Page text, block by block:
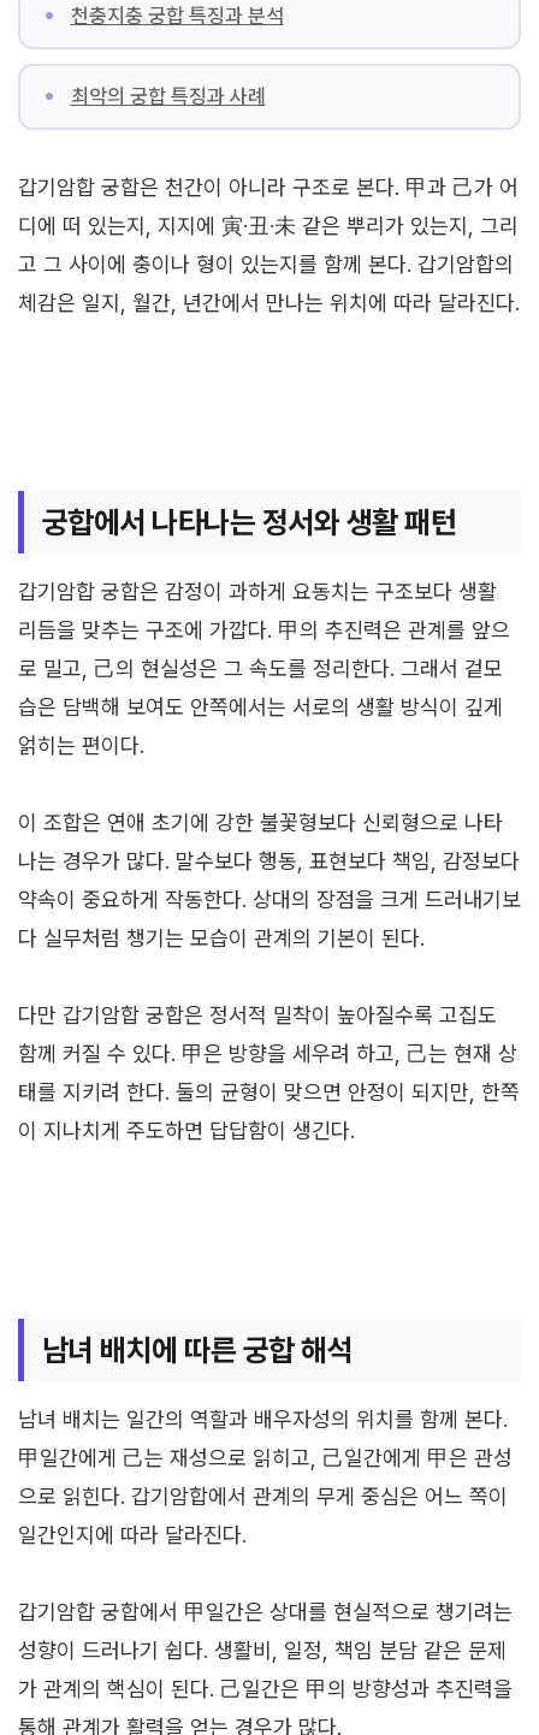
천충지충 궁합 특징과 분석
최악의 궁합 특징과 사례
갑기암합 궁합은 천간이 아니라 구조로 본다. 甲과 己가 어
디에 떠 있는지, 지지에 寅·丑·未 같은 뿌리가 있는지, 그리
고 그 사이에 충이나 형이 있는지를 함께 본다. 갑기암합의
체감은 일지, 월간, 년간에서 만나는 위치에 따라 달라진다.
궁합에서 나타나는 정서와 생활 패턴
갑기암합 궁합은 감정이 과하게 요동치는 구조보다 생활
리듬을 맞추는 구조에 가깝다. 甲의 추진력은 관계를 앞으
로 밀고, 己의 현실성은 그 속도를 정리한다. 그래서 겉모
습은 담백해 보여도 안쪽에서는 서로의 생활 방식이 깊게
얽히는 편이다.
이 조합은 연애 초기에 강한 불꽃형보다 신뢰형으로 나타
나는 경우가 많다. 말수보다 행동, 표현보다 책임, 감정보다
약속이 중요하게 작동한다. 상대의 장점을 크게 드러내기보
다 실무처럼 챙기는 모습이 관계의 기본이 된다.
다만 갑기암합 궁합은 정서적 밀착이 높아질수록 고집도
함께 커질 수 있다. 甲은 방향을 세우려 하고, 己는 현재 상
태를 지키려 한다. 둘의 균형이 맞으면 안정이 되지만, 한쪽
이 지나치게 주도하면 답답함이 생긴다.
남녀 배치에 따른 궁합 해석
남녀 배치는 일간의 역할과 배우자성의 위치를 함께 본다.
甲일간에게 己는 재성으로 읽히고, 己일간에게 甲은 관성
으로 읽힌다. 갑기암합에서 관계의 무게 중심은 어느 쪽이
일간인지에 따라 달라진다.
갑기암합 궁합에서 甲일간은 상대를 현실적으로 챙기려는
성향이 드러나기 쉽다. 생활비, 일정, 책임 분담 같은 문제
가 관계의 핵심이 된다. 己일간은 甲의 방향성과 추진력을
통해 관계가 활력을 얻는 경우가 많다.